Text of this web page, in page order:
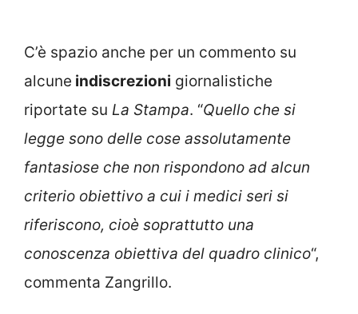
C’è spazio anche per un commento su
alcune indiscrezioni giornalistiche
riportate su La Stampa. “Quello che si
legge sono delle cose assolutamente
fantasiose che non rispondono ad alcun
criterio obiettivo a cui i medici seri si
riferiscono, cioè soprattutto una
conoscenza obiettiva del quadro clinico“,
commenta Zangrillo.